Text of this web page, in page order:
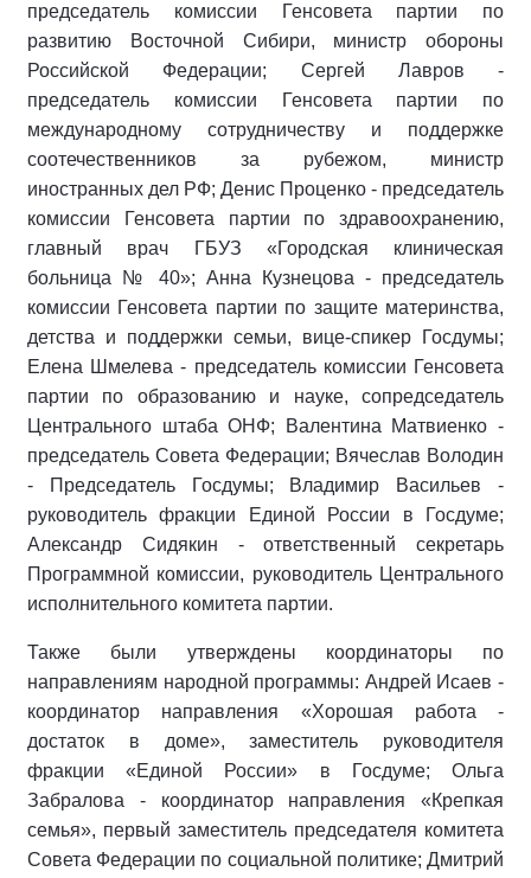
председатель комиссии Генсовета партии по
развитию Восточной Сибири, министр обороны
Российской Федерации; Сергей Лавров -
председатель комиссии Генсовета партии по
международному сотрудничеству и поддержке
соотечественников за рубежом, министр
иностранных дел РФ; Денис Проценко - председатель
комиссии Генсовета партии по здравоохранению,
главный врач ГБУЗ «Городская клиническая
больница № 40»; Анна Кузнецова - председатель
комиссии Генсовета партии по защите материнства,
детства и поддержки семьи, вице-спикер Госдумы;
Елена Шмелева - председатель комиссии Генсовета
партии по образованию и науке, сопредседатель
Центрального штаба ОНФ; Валентина Матвиенко -
председатель Совета Федерации; Вячеслав Володин
- Председатель Госдумы; Владимир Васильев -
руководитель фракции Единой России в Госдуме;
Александр Сидякин - ответственный секретарь
Программной комиссии, руководитель Центрального
исполнительного комитета партии.
Также были утверждены координаторы по
направлениям народной программы: Андрей Исаев -
координатор направления «Хорошая работа -
достаток в доме», заместитель руководителя
фракции «Единой России» в Госдуме; Ольга
Забралова - координатор направления «Крепкая
семья», первый заместитель председателя комитета
Совета Федерации по социальной политике; Дмитрий